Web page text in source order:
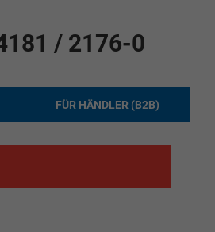
/ 2176-0
FÜR HÄNDLER (B2B)